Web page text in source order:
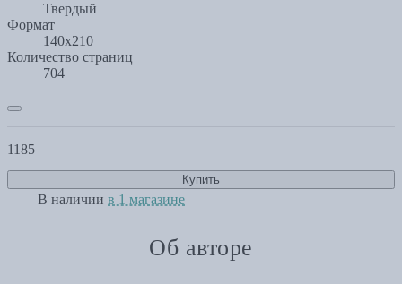
Твердый
Формат
140х210
Количество страниц
704
1185
Купить
В наличии в 1 магазине
Об авторе